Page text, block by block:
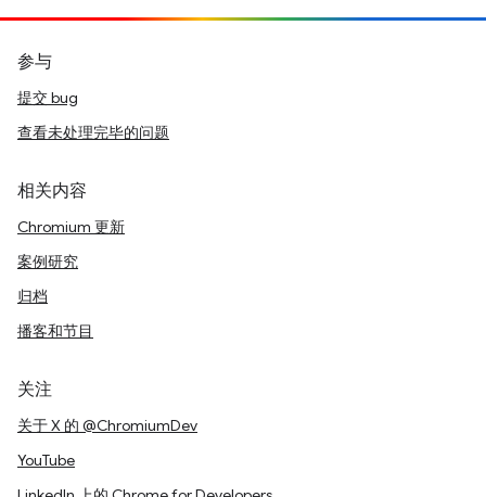
参与
提交 bug
查看未处理完毕的问题
相关内容
Chromium 更新
案例研究
归档
播客和节目
关注
关于 X 的 @ChromiumDev
YouTube